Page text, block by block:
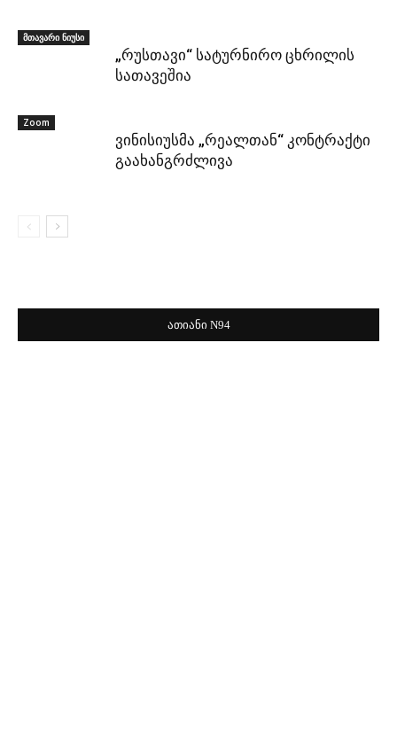
მთავარი ნიუსი
„რუსთავი“ სატურნირო ცხრილის
სათავეშია
Zoom
ვინისიუსმა „რეალთან“ კონტრაქტი
გაახანგრძლივა
ათიანი N94